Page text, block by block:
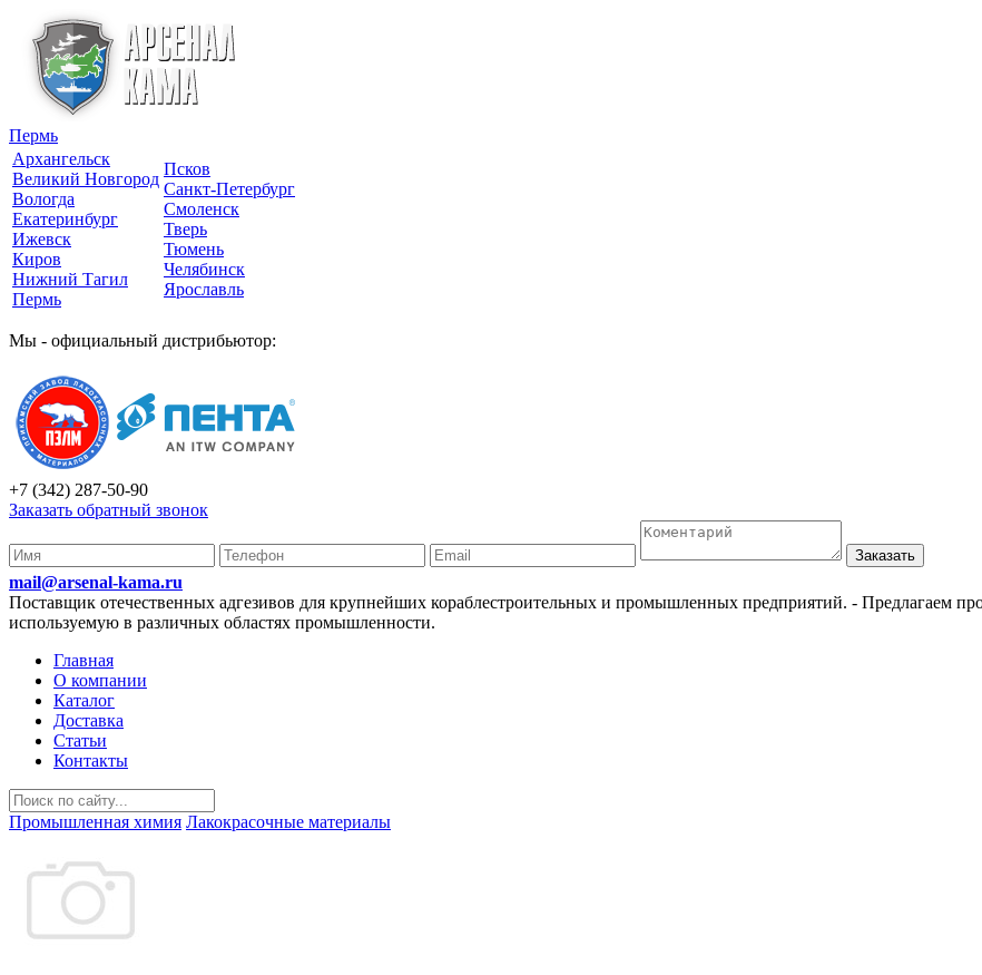
Пермь
Архангельск
Великий Новгород
Вологда
Екатеринбург
Ижевск
Киров
Нижний Тагил
Пермь
Псков
Санкт-Петербург
Смоленск
Тверь
Тюмень
Челябинск
Ярославль
Мы - официальный дистрибьютор:
+7 (342) 287-50-90
Заказать обратный звонок
Заказать
mail@arsenal-kama.ru
Поставщик отечественных адгезивов для крупнейших кораблестроительных и промышленных предприятий. - Предлагаем
используемую в различных областях промышленности.
Главная
О компании
Каталог
Доставка
Статьи
Контакты
Промышленная химия Лакокрасочные материалы